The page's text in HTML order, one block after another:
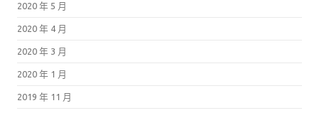
2020 年 5 月
2020 年 4 月
2020 年 3 月
2020 年 1 月
2019 年 11 月